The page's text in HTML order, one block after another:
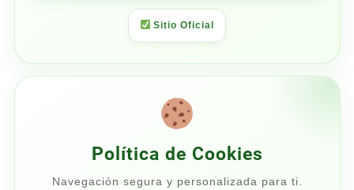
Sitio Oficial
Política de Cookies
Navegación segura y personalizada para ti.